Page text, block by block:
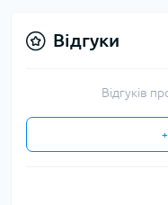
Відгуки
Відгуків